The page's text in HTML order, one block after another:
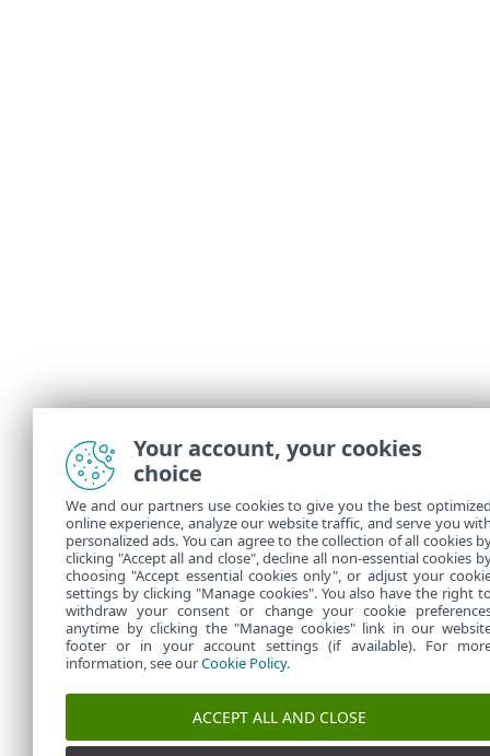
Your account, your cookies
choice
We and our partners use cookies to give you the best
online experience, analyze our website traffic, and serve you
personalized ads. You can agree to the collection of all cookies
clicking "Accept all and close", decline all non-essential cookies
choosing "Accept essential cookies only", or adjust your
settings by clicking "Manage cookies". You also have the right
withdraw your consent or change your cookie
anytime by clicking the "Manage cookies" link in our
footer or in your account settings (if available). For
information, see ourCookie Policy.
ACCEPT ALL AND CLOSE